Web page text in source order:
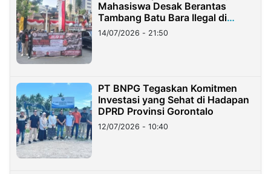
Mahasiswa Desak Berantas
Tambang Batu Bara Ilegal di
Lampung
14/07/2026 - 21:50
PT BNPG Tegaskan Komitmen
Investasi yang Sehat di Hadapan
DPRD Provinsi Gorontalo
12/07/2026 - 10:40